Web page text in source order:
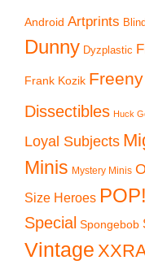
Android Artprints
Dunny Dyzplastic
Frank Kozik Freeny
Dissectibles Huck
Loyal Subjects
Minis Mystery Minis
Size Heroes POP!
Special Spongebob
Vintage